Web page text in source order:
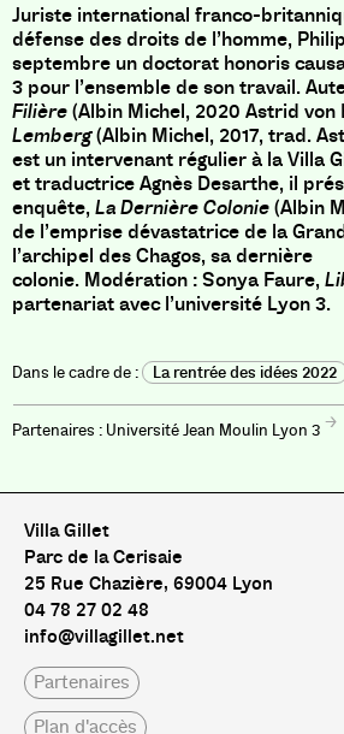
Juriste international franco-
défense des droits de l’homme,
septembre un doctorat honoris
3 pour l’ensemble de son travail.
Filière(Albin Michel, 2020 Astrid von
Lemberg(Albin Michel, 2017, trad.
est un intervenant régulier à la Villa
et traductrice Agnès Desarthe, il
enquête,La Dernière Colonie(Albin
de l’emprise dévastatrice de la
l’archipel des Chagos, sa dernière
colonie. Modération : Sonya Faure,
partenariat avec l’université Lyon 3.
La rentrée des idées 2022
Université Jean Moulin Lyon 3
Villa Gillet
Parc de la Cerisaie
25 Rue Chazière, 69004 Lyon
04 78 27 02 48
info@villagillet.net
Partenaires
Plan d'accès